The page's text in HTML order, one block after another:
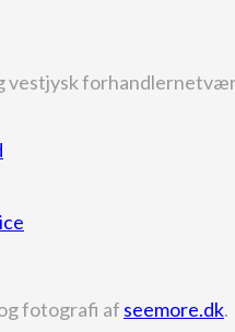
vestjysk
fotografi af seemore.dk.